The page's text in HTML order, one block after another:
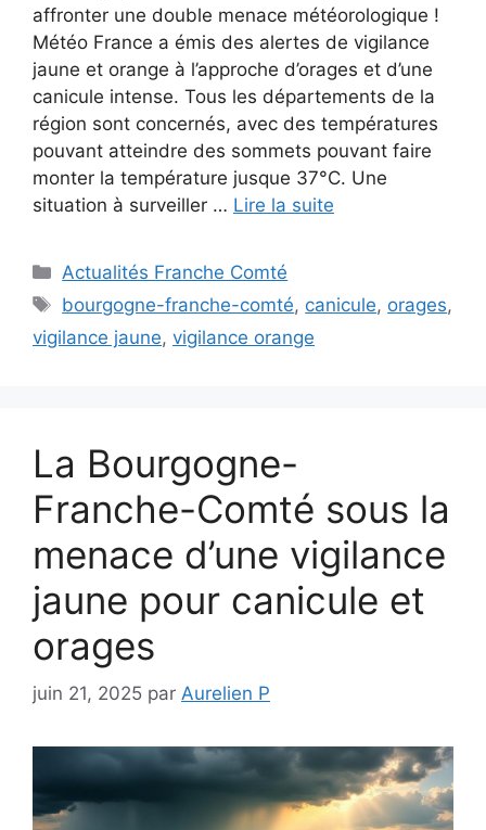
affronter une double menace météorologique !
Météo France a émis des alertes de vigilance
jaune et orange à l’approche d’orages et d’une
canicule intense. Tous les départements de la
région sont concernés, avec des températures
pouvant atteindre des sommets pouvant faire
monter la température jusque 37°C. Une
situation à surveiller … Lire la suite
Catégories
Actualités Franche Comté
Étiquettes
bourgogne-franche-comté, canicule, orages,
vigilance jaune, vigilance orange
La Bourgogne-
Franche-Comté sous la
menace d’une vigilance
jaune pour canicule et
orages
juin 21, 2025 par Aurelien P